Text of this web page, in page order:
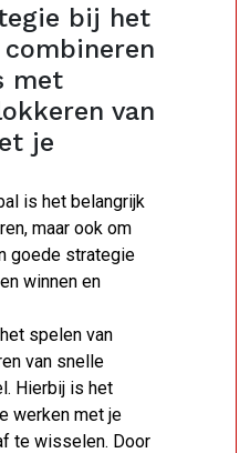
bij het
met
van
je
is het belangrijk
maar ook om
goede strategie
winnen en
spelen van
van snelle
Hierbij is het
werken met je
te wisselen. Door